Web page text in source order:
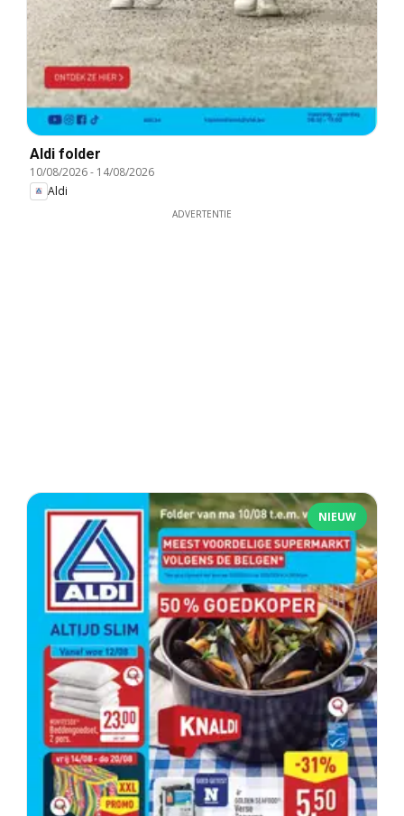
Aldi folder
10/08/2026- 14/08/2026
Aldi
ADVERTENTIE
NIEUW